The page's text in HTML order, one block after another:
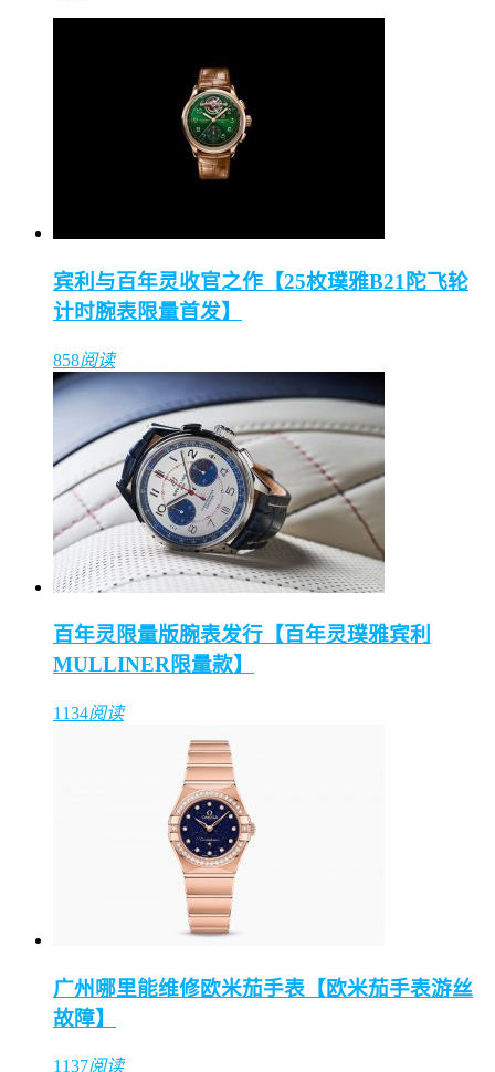
宾利与百年灵收官之作【25枚璞雅B21陀飞轮
计时腕表限量首发】
858阅读
百年灵限量版腕表发行【百年灵璞雅宾利
MULLINER限量款】
1134阅读
广州哪里能维修欧米茄手表【欧米茄手表游丝
故障】
1137阅读